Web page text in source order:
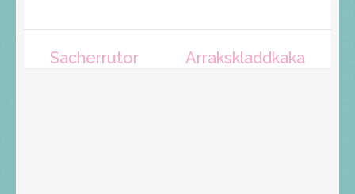
Inläggsnavigering
Sacherrutor Arrakskladdkaka